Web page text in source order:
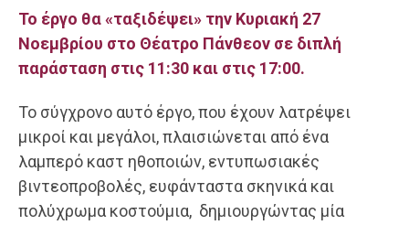
Το έργο θα «ταξιδέψει» την Κυριακή 27
Νοεμβρίου στο Θέατρο Πάνθεον σε διπλή
παράσταση στις 11:30 και στις 17:00.
Το σύγχρονο αυτό έργο, που έχουν λατρέψει
μικροί και μεγάλοι, πλαισιώνεται από ένα
λαμπερό καστ ηθοποιών, εντυπωσιακές
βιντεοπροβολές, ευφάνταστα σκηνικά και
πολύχρωμα κοστούμια, δημιουργώντας μία